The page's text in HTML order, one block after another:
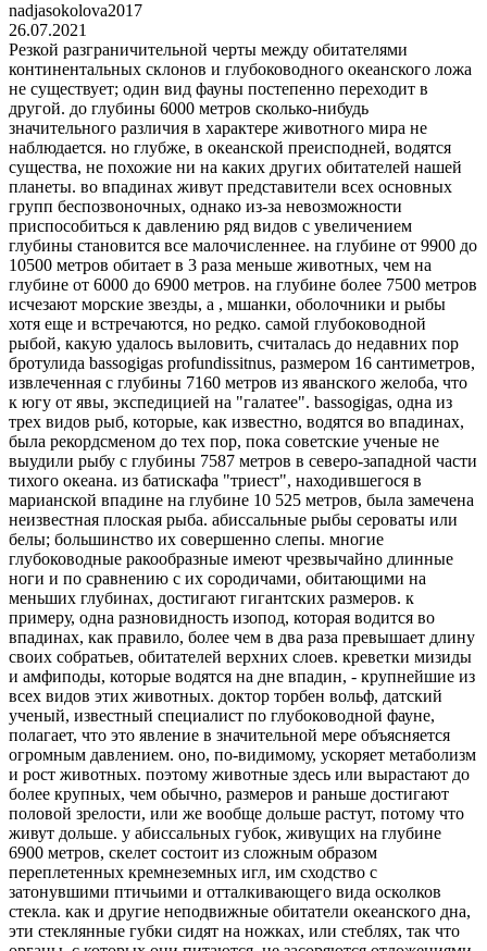
nadjasokolova2017
26.07.2021
Резкой разграничительной черты между обитателями
континентальных склонов и глубоководного океанского ложа
не существует; один вид фауны постепенно переходит в
другой. до глубины 6000 метров сколько-нибудь
значительного различия в характере животного мира не
наблюдается. но глубже, в океанской преисподней, водятся
существа, не похожие ни на каких других обитателей нашей
планеты. во впадинах живут представители всех основных
групп беспозвоночных, однако из-за невозможности
приспособиться к давлению ряд видов с увеличением
глубины становится все малочисленнее. на глубине от 9900 до
10500 метров обитает в 3 раза меньше животных, чем на
глубине от 6000 до 6900 метров. на глубине более 7500 метров
исчезают морские звезды, а , мшанки, оболочники и рыбы
хотя еще и встречаются, но редко. самой глубоководной
рыбой, какую удалось выловить, считалась до недавних пор
бротулида bassogigas profundissitnus, размером 16 сантиметров,
извлеченная с глубины 7160 метров из яванского желоба, что
к югу от явы, экспедицией на "галатее". bassogigas, одна из
трех видов рыб, которые, как известно, водятся во впадинах,
была рекордсменом до тех пор, пока советские ученые не
выудили рыбу с глубины 7587 метров в северо-западной части
тихого океана. из батискафа "триест", находившегося в
марианской впадине на глубине 10 525 метров, была замечена
неизвестная плоская рыба. абиссальные рыбы сероваты или
белы; большинство их совершенно слепы. многие
глубоководные ракообразные имеют чрезвычайно длинные
ноги и по сравнению с их сородичами, обитающими на
меньших глубинах, достигают гигантских размеров. к
примеру, одна разновидность изопод, которая водится во
впадинах, как правило, более чем в два раза превышает длину
своих собратьев, обитателей верхних слоев. креветки мизиды
и амфиподы, которые водятся на дне впадин, - крупнейшие из
всех видов этих животных. доктор торбен вольф, датский
ученый, известный специалист по глубоководной фауне,
полагает, что это явление в значительной мере объясняется
огромным давлением. оно, по-видимому, ускоряет метаболизм
и рост животных. поэтому животные здесь или вырастают до
более крупных, чем обычно, размеров и раньше достигают
половой зрелости, или же вообще дольше растут, потому что
живут дольше. у абиссальных губок, живущих на глубине
6900 метров, скелет состоит из сложным образом
переплетенных кремнеземных игл, им сходство с
затонувшими птичьими и отталкивающего вида осколков
стекла. как и другие неподвижные обитатели океанского дна,
эти стеклянные губки сидят на ножках, или стеблях, так что